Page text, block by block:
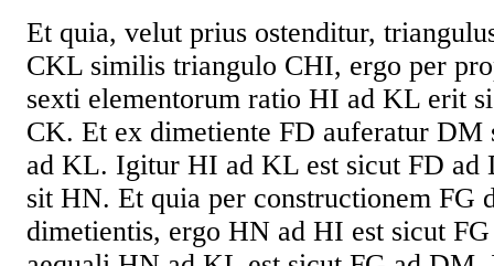
Et quia, velut prius ostenditur,
CKL similis triangulo CHI, ergo per
sexti elementorum ratio HI ad KL erit
CK. Et ex dimetiente FD auferatur DM
ad KL. Igitur HI ad KL est sicut FD
sit HN. Et quia per constructionem FG
dimetientis, ergo HN ad HI est sicut